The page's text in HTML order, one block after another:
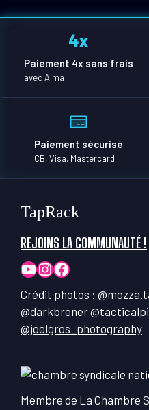
Paiement 4x sans frais
avec Alma
Paiement sécurisé
CB, Visa, Mastercard
TapRack
REJOINS LA COMMUNAUTÉ !
YouTube
Instagram
Facebook
Crédit photos :
@darkbrener
@joelgros_photography
Membre de La Chambre